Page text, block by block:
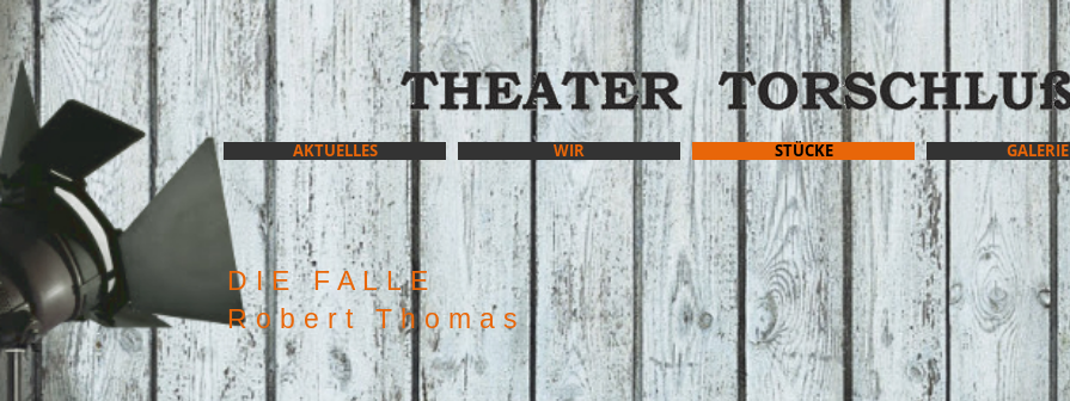
AKTUELLES WIR STÜCKE GALERIE
DIE FALLE
Robert Thomas